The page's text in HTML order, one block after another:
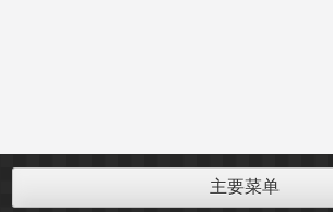
主要菜单